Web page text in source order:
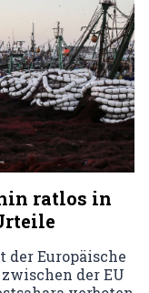
ratlos in
der Europäische
der EU